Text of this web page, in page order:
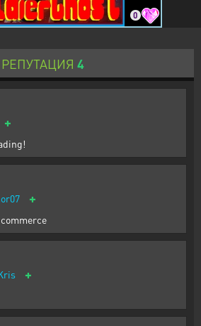
0
РЕПУТАЦИЯ 4
+
+
+